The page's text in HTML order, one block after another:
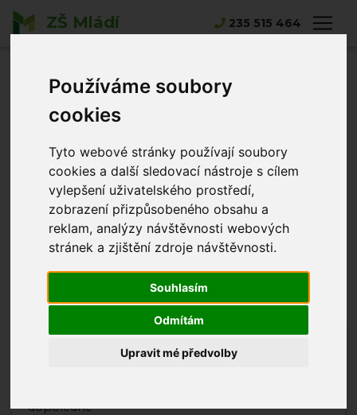
Používáme soubory
cookies
Tyto webové stránky používají soubory
cookies a další sledovací nástroje s cílem
vylepšení uživatelského prostředí,
zobrazení přizpůsobeného obsahu a
reklam, analýzy návštěvnosti webových
stránek a zjištění zdroje návštěvnosti.
Souhlasím
Odmítám
Upravit mé předvolby
ZŠ Mládí 235 515 464
Řády a pravidla
hodnocení
Školní řád
Řád školní družiny
Pravidla hodnocení Váhy známek v systému Bakaláři
Blížící se akce
dopoledne